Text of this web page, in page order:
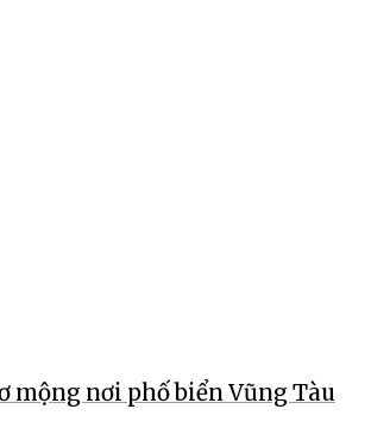
mộng nơi phố biển Vũng Tàu